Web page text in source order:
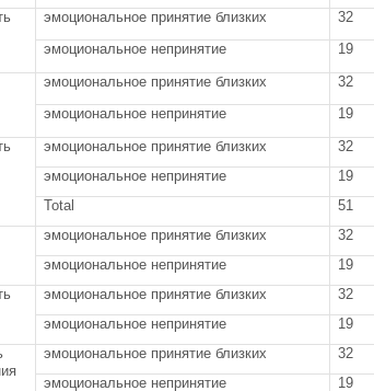
эмоциональное принятие близких 32
эмоциональное непринятие
19
эмоциональное принятие близких 32
эмоциональное непринятие
19
эмоциональное принятие близких 32
эмоциональное непринятие
19
Total
51
эмоциональное принятие близких 32
эмоциональное непринятие
19
эмоциональное принятие близких 32
эмоциональное непринятие
19
эмоциональное принятие близких 32
эмоциональное непринятие
19